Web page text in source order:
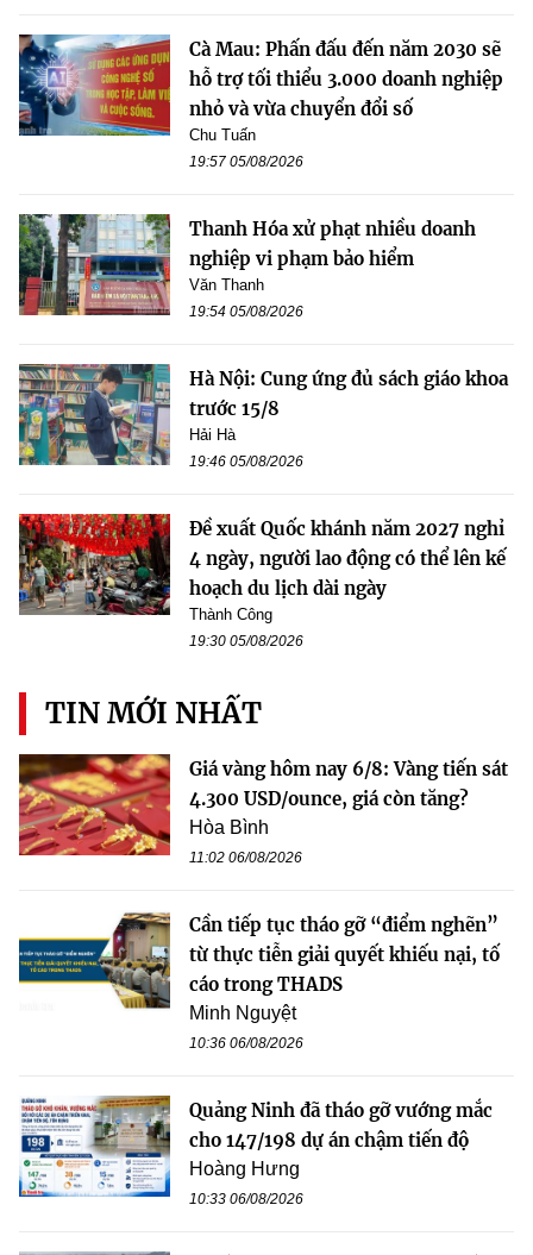
Cà Mau: Phấn đấu đến năm 2030 sẽ
hỗ trợ tối thiểu 3.000 doanh nghiệp
nhỏ và vừa chuyển đổi số
Chu Tuấn
19:57 05/08/2026
Thanh Hóa xử phạt nhiều doanh
nghiệp vi phạm bảo hiểm
Văn Thanh
19:54 05/08/2026
Hà Nội: Cung ứng đủ sách giáo khoa
trước 15/8
Hải Hà
19:46 05/08/2026
Đề xuất Quốc khánh năm 2027 nghỉ
4 ngày, người lao động có thể lên kế
hoạch du lịch dài ngày
Thành Công
19:30 05/08/2026
TIN MỚI NHẤT
Giá vàng hôm nay 6/8: Vàng tiến sát
4.300 USD/ounce, giá còn tăng?
Hòa Bình
11:02 06/08/2026
Cần tiếp tục tháo gỡ “điểm nghẽn”
từ thực tiễn giải quyết khiếu nại, tố
cáo trong THADS
Minh Nguyệt
10:36 06/08/2026
Quảng Ninh đã tháo gỡ vướng mắc
cho 147/198 dự án chậm tiến độ
Hoàng Hưng
10:33 06/08/2026